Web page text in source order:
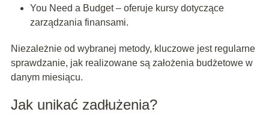
You Need a Budget – oferuje kursy dotyczące
zarządzania finansami.
Niezależnie od wybranej metody, kluczowe jest regularne
sprawdzanie, jak realizowane są założenia budżetowe w
danym miesiącu.
Jak unikać zadłużenia?